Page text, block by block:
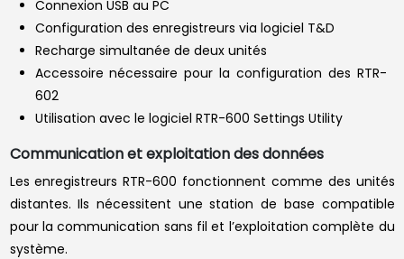
Connexion USB au PC
Configuration des enregistreurs via logiciel T&D
Recharge simultanée de deux unités
Accessoire nécessaire pour la configuration des RTR-
602
Utilisation avec le logiciel RTR-600 Settings Utility
Communication et exploitation des données
Les enregistreurs RTR-600 fonctionnent comme des unités
distantes. Ils nécessitent une station de base compatible
pour la communication sans fil et l’exploitation complète du
système.